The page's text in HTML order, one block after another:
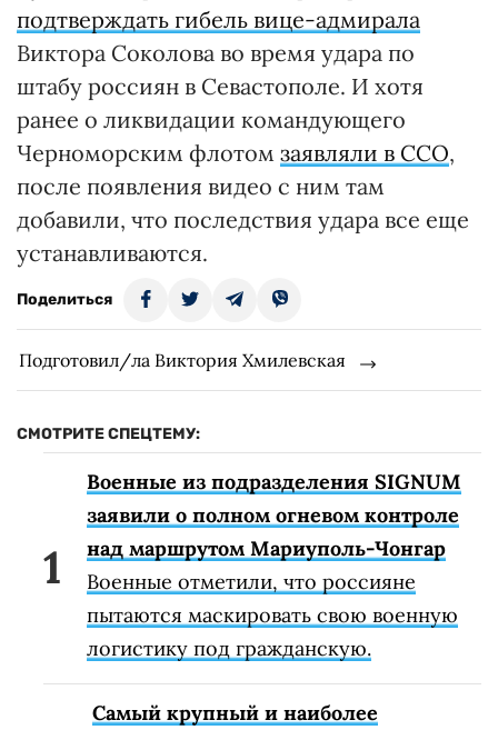
подтверждать гибель вице-адмирала
Виктора Соколова во время удара по
штабу россиян в Севастополе. И хотя
ранее о ликвидации командующего
Черноморским флотом заявляли в ССО,
после появления видео с ним там
добавили, что последствия удара все еще
устанавливаются.
Поделиться
Подготовил/ла Виктория Хмилевская
СМОТРИТЕ СПЕЦТЕМУ:
Военные из подразделения SIGNUM
заявили о полном огневом контроле
над маршрутом Мариуполь-Чонгар
Военные отметили, что россияне
пытаются маскировать свою военную
логистику под гражданскую.
Самый крупный и наиболее